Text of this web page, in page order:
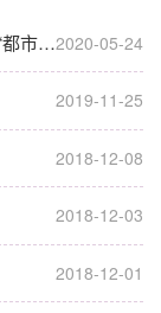
​张笑夷、刘怀玉 | 作为一种城市研究范式的“都市马克思主义“2020-05-24
2019-11-25
2018-12-08
2018-12-03
2018-12-01